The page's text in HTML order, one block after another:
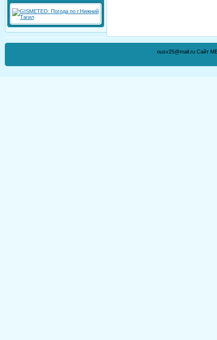
ousv25@mail.ru Сайт